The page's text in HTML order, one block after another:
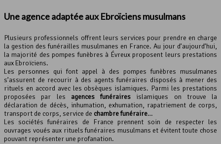
Une agence adaptée aux Ebroïciens musulmans
Plusieurs professionnels offrent leurs services pour prendre en charge
la gestion des funérailles musulmanes en France. Au jour d’aujourd’hui,
la majorité des pompes funèbres à Évreux proposent leurs prestations
aux Ebroïciens.
Les personnes qui font appel à des pompes funèbres musulmanes
s’assurent de recourir à des agents funéraires disposés à mener des
rituels en accord avec les obsèques islamiques. Parmi les prestations
proposées par les agences funéraires islamiques on trouve la
déclaration de décès, inhumation, exhumation, rapatriement de corps,
transport de corps, service de chambre funéraire…
Les sociétés funéraires de France prennent soin de respecter les
ouvrages voués aux rituels funéraires musulmans et évitent toute chose
pouvant représenter une profanation.